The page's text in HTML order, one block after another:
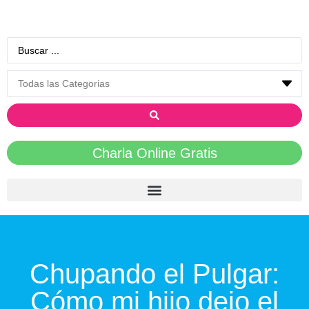
Charla Online Gratis
Chupando el Pulgar:
Cómo mi hijo dejo el